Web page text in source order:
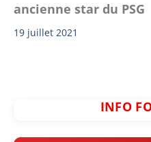
ancienne star du PSG
19 juillet 2021
INFO